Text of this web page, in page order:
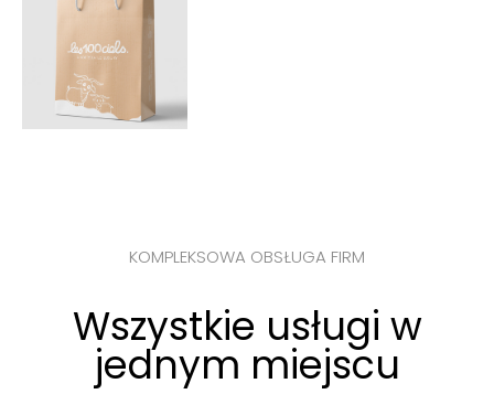
KOMPLEKSOWA OBSŁUGA FIRM
Wszystkie usługi w
jednym miejscu